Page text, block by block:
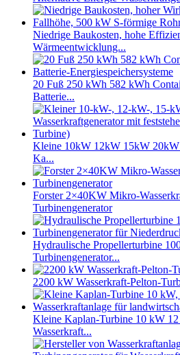
Niedrige Baukosten, hohe
Wärmeentwicklung...
20 Fuß 250 kWh 582 kWh
Batterie...
Kleine 10kW 12kW 15kW
Ka...
Forster 2×40KW Mikro-
Turbinengenerator
Hydraulische Propellerturbine
Turbinengenerator...
2200 kW Wasserkraft-Pelton-
Kleine Kaplan-Turbine 10 kW
Wasserkraft...